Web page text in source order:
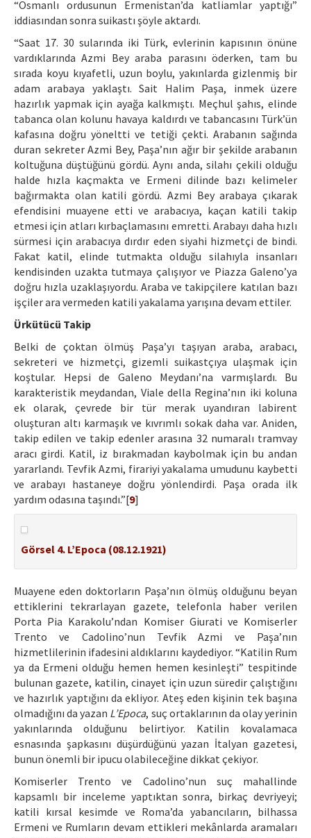
“Osmanlı ordusunun Ermenistan’da katliamlar yaptığı”
iddiasından sonra suikastı şöyle aktardı.
“Saat 17. 30 sularında iki Türk, evlerinin kapısının önüne
vardıklarında Azmi Bey araba parasını öderken, tam bu
sırada koyu kıyafetli, uzun boylu, yakınlarda gizlenmiş bir
adam arabaya yaklaştı. Sait Halim Paşa, inmek üzere
hazırlık yapmak için ayağa kalkmıştı. Meçhul şahıs, elinde
tabanca olan kolunu havaya kaldırdı ve tabancasını Türk’ün
kafasına doğru yöneltti ve tetiği çekti. Arabanın sağında
duran sekreter Azmi Bey, Paşa’nın ağır bir şekilde arabanın
koltuğuna düştüğünü gördü. Aynı anda, silahı çekili olduğu
halde hızla kaçmakta ve Ermeni dilinde bazı kelimeler
bağırmakta olan katili gördü. Azmi Bey arabaya çıkarak
efendisini muayene etti ve arabacıya, kaçan katili takip
etmesi için atları kırbaçlamasını emretti. Arabayı daha hızlı
sürmesi için arabacıya dırdır eden siyahi hizmetçi de bindi.
Fakat katil, elinde tutmakta olduğu silahıyla insanları
kendisinden uzakta tutmaya çalışıyor ve Piazza Galeno’ya
doğru hızla uzaklaşıyordu. Araba ve takipçilere katılan bazı
işçiler ara vermeden katili yakalama yarışına devam ettiler.
Ürkütücü Takip
Belki de çoktan ölmüş Paşa’yı taşıyan araba, arabacı,
sekreteri ve hizmetçi, gizemli suikastçıya ulaşmak için
koştular. Hepsi de Galeno Meydanı’na varmışlardı. Bu
karakteristik meydandan, Viale della Regina’nın iki koluna
ek olarak, çevrede bir tür merak uyandıran labirent
oluşturan altı karmaşık ve kıvrımlı sokak daha var. Aniden,
takip edilen ve takip edenler arasına 32 numaralı tramvay
aracı girdi. Katil, iz bırakmadan kaybolmak için bu andan
yararlandı. Tevfik Azmi, firariyi yakalama umudunu kaybetti
ve arabayı hastaneye doğru yönlendirdi. Paşa orada ilk
yardım odasına taşındı.”[9]
Görsel 4. L’Epoca (08.12.1921)
Muayene eden doktorların Paşa’nın ölmüş olduğunu beyan
ettiklerini tekrarlayan gazete, telefonla haber verilen
Porta Pia Karakolu’ndan Komiser Giurati ve Komiserler
Trento ve Cadolino’nun Tevfik Azmi ve Paşa’nın
hizmetlilerinin ifadesini aldıklarını kaydediyor. “Katilin Rum
ya da Ermeni olduğu hemen hemen kesinleşti” tespitinde
bulunan gazete, katilin, cinayet için uzun süredir çalıştığını
ve hazırlık yaptığını da ekliyor. Ateş eden kişinin tek başına
olmadığını da yazan L’Epoca, suç ortaklarının da olay yerinin
yakınlarında olduğunu belirtiyor. Katilin kovalamaca
esnasında şapkasını düşürdüğünü yazan İtalyan gazetesi,
bunun önemli bir ipucu olabileceğine dikkat çekiyor.
Komiserler Trento ve Cadolino’nun suç mahallinde
kapsamlı bir inceleme yaptıktan sonra, birkaç devriyeyi;
katili kırsal kesimde ve Roma’da yabancıların, bilhassa
Ermeni ve Rumların devam ettikleri mekânlarda aramaları